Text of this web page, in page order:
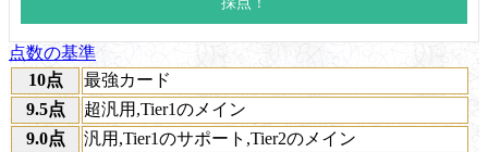
点数の基準
10点
最強カード
9.5点
超汎用,Tier1のメイン
9.0点
汎用,Tier1のサポート,Tier2のメイン